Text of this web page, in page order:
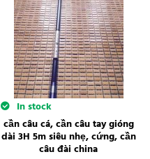
In stock
cần câu cá, cần câu tay gióng
dài 3H 5m siêu nhẹ, cứng, cần
câu đài china